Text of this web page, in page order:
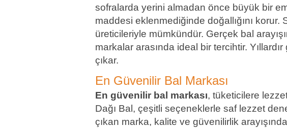
sofralarda yerini almadan önce büyük bir
maddesi eklenmediğinde doğallığını
üreticileriyle mümkündür. Gerçek bal
markalar arasında ideal bir tercihtir.
çıkar.
En Güvenilir Bal Markası
En güvenilir bal markası, tüketicilere
Dağı Bal, çeşitli seçeneklerle saf lezzet
çıkan marka, kalite ve güvenilirlik